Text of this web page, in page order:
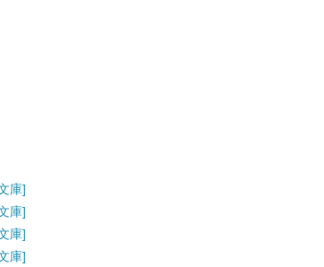
庫]
庫]
庫]
庫]